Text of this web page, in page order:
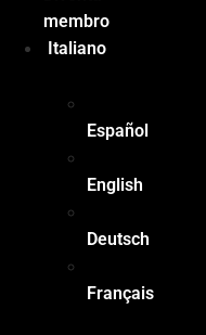
membro
Italiano
Español
English
Deutsch
Français